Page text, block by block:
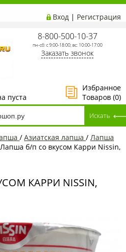
Вход | Регистрация
8-800-500-10-37
пн-сб: с 9:00-18:00; вс: 10:00-17:00
Заказать звонок
Избранное
Товаров (0)
пуста
/ Азиатская лапша / Лапша
Лапша б/п со вкусом Карри Nissin,
КАРРИ NISSIN,